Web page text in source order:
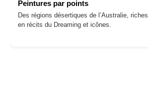
Peintures par points
Des régions désertiques de l’Australie, riches
en récits du Dreaming et icônes.